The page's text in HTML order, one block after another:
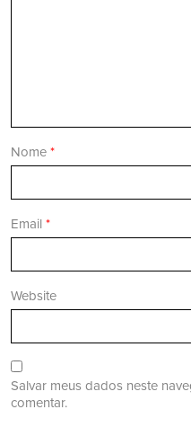
Nome *
Email *
Website
Salvar meus dados neste
comentar.